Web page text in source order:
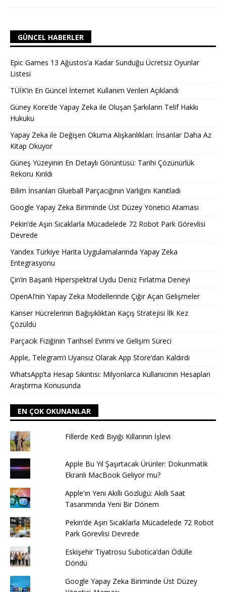
GÜNCEL HABERLER
Epic Games 13 Ağustos’a Kadar Sunduğu Ücretsiz Oyunlar
Listesi
TÜİK’in En Güncel İnternet Kullanım Verileri Açıklandı
Güney Kore’de Yapay Zeka ile Oluşan Şarkıların Telif Hakkı
Hukuku
Yapay Zeka ile Değişen Okuma Alışkanlıkları: İnsanlar Daha Az
Kitap Okuyor
Güneş Yüzeyinin En Detaylı Görüntüsü: Tarihi Çözünürlük
Rekoru Kırıldı
Bilim İnsanları Glueball Parçacığının Varlığını Kanıtladı
Google Yapay Zeka Biriminde Üst Düzey Yönetici Ataması
Pekin’de Aşırı Sıcaklarla Mücadelede 72 Robot Park Görevlisi
Devrede
Yandex Türkiye Harita Uygulamalarında Yapay Zeka
Entegrasyonu
Çin’in Başarılı Hiperspektral Uydu Deniz Fırlatma Deneyi
OpenAI’nin Yapay Zeka Modellerinde Çığır Açan Gelişmeler
Kanser Hücrelerinin Bağışıklıktan Kaçış Stratejisi İlk Kez
Çözüldü
Parçacık Fiziğinin Tarihsel Evrimi ve Gelişim Süreci
Apple, Telegram’ı Uyarısız Olarak App Store’dan Kaldırdı
WhatsApp’ta Hesap Sıkıntısı: Milyonlarca Kullanıcının Hesapları
Araştırma Konusunda
EN ÇOK OKUNANLAR
Fillerde Kedi Bıyığı Kıllarının İşlevi
Apple Bu Yıl Şaşırtacak Ürünler: Dokunmatik
Ekranlı MacBook Geliyor mu?
Apple'ın Yeni Akıllı Gözlüğü: Akıllı Saat
Tasarımında Yeni Bir Dönem
Pekin’de Aşırı Sıcaklarla Mücadelede 72 Robot
Park Görevlisi Devrede
Eskişehir Tiyatrosu Subotica’dan Ödülle
Döndü
Google Yapay Zeka Biriminde Üst Düzey